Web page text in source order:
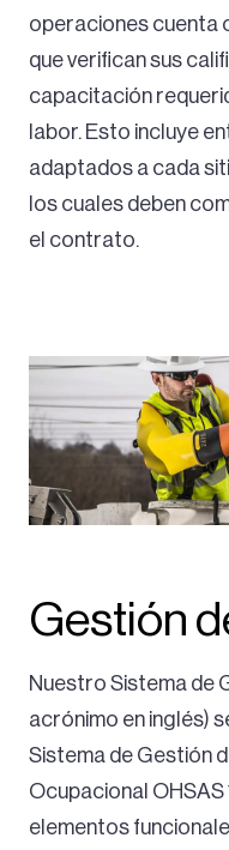
operaciones cuenta
que verifican sus
capacitación
labor. Esto incluye
adaptados a cada
los cuales deben
el contrato.
Gestión
Nuestro Sistema de
acrónimo en inglés)
Sistema de Gestión
Ocupacional OHSAS
elementos